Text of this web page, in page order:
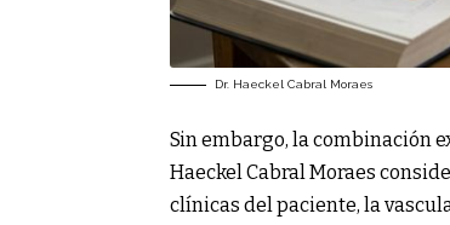
Dr. Haeckel Cabral Moraes
Sin embargo, la combinación
Haeckel Cabral Moraes
clínicas del paciente, la